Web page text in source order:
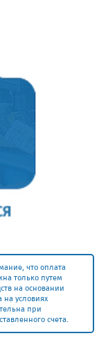
что оплата
только путем
на основании
на условиях
при
счета.